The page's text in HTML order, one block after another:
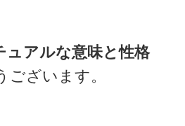
ュアルな意味と性格
ざいます。